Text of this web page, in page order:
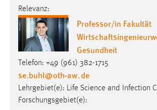
Relevanz:
Professor/in Fakultät
Gesundheit
Telefon: +49 (961) 382-1715
se.buhl@oth-aw.de
Lehrgebiet(e): Life Science and Infection
Forschungsgebiet(e):
hinweg verfolgen.
Google Ads
Name:
_gcl_au
Anbieter:
Google Ireland Limited